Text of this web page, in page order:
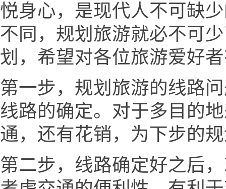
悦身心，是现代人不可缺
不同，规划旅游就必不可
划，希望对各位旅游爱好
第一步，规划旅游的线路
线路的确定。对于多目的
通，还有花销，为下步的
第二步，线路确定好之后